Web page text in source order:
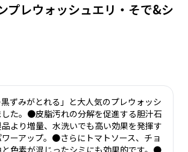
プレウォッシュエリ・そで&シ
ずみがとれる」と大人気のプレウォッシ
した。●皮脂汚れの分解を促進する胆汁石
より増量、水洗いでも高い効果を発揮す
ーアップ。●さらにトマトソース、チョ
色素が混じったシミにも効果的です。●